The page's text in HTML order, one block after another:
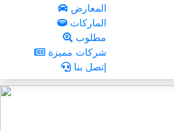
المعارض
الماركات
مطلوب
شركات مميزة
إتصل بنا